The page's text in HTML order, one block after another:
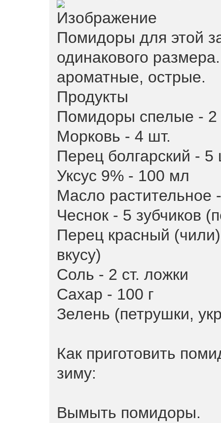
Помидоры для этой
одинакового
ароматные, острые.
Продукты
Помидоры спелые - 2
Морковь - 4 шт.
Перец болгарский - 5
Уксус 9% - 100 мл
Масло растительное
Чеснок - 5 зубчиков
Перец красный
вкусу)
Соль - 2 ст. ложки
Сахар - 100 г
Зелень (петрушки,
Как приготовить
зиму:
Вымыть помидоры.